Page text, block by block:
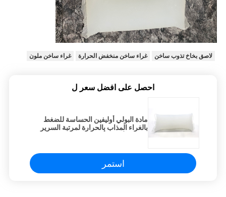
لاصق بخاخ تذوب ساخن غراء ساخن منخفض الحرارة غراء ساخن ملون
احصل على افضل سعر ل
مادة البولي أوليفين الحساسة للضغط
بالغراء المذاب بالحرارة لمرتبة السرير
استمر